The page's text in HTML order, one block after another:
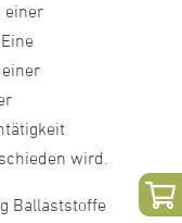
einer
wird.
Ballaststoffe